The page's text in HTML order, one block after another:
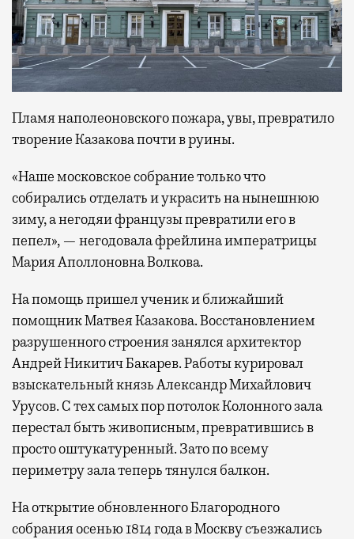
Пламя наполеоновского пожара, увы, превратило
творение Казакова почти в руины.
«Наше московское собрание только что
собирались отделать и украсить на нынешнюю
зиму, а негодяи французы превратили его в
пепел», — негодовала фрейлина императрицы
Мария Аполлоновна Волкова.
На помощь пришел ученик и ближайший
помощник Матвея Казакова. Восстановлением
разрушенного строения занялся архитектор
Андрей Никитич Бакарев. Работы курировал
взыскательный князь Александр Михайлович
Урусов. С тех самых пор потолок Колонного зала
перестал быть живописным, превратившись в
просто оштукатуренный. Зато по всему
периметру зала теперь тянулся балкон.
На открытие обновленного Благородного
собрания осенью 1814 года в Москву съезжались